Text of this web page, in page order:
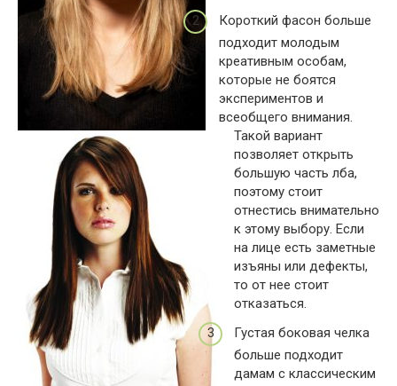
Короткий фасон больше
подходит молодым
креативным особам,
которые не боятся
экспериментов и
всеобщего внимания.
Такой вариант
позволяет открыть
большую часть лба,
поэтому стоит
отнестись внимательно
к этому выбору. Если
на лице есть заметные
изъяны или дефекты,
то от нее стоит
отказаться.
Густая боковая челка
больше подходит
дамам с классическим